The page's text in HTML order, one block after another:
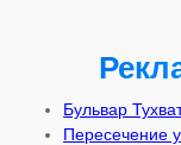
Бульвар
Пересечение